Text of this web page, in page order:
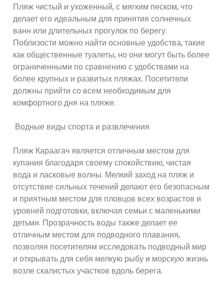
Пляж чистый и ухоженный, с мягким песком, что
делает его идеальным для принятия солнечных
ванн или длительных прогулок по берегу.
Поблизости можно найти основные удобства, такие
как общественные туалеты, но они могут быть более
ограниченными по сравнению с удобствами на
более крупных и развитых пляжах. Посетители
должны прийти со всем необходимым для
комфортного дня на пляже.
Водные виды спорта и развлечения
Пляж Караагач является отличным местом для
купания благодаря своему спокойствию, чистая
вода и ласковые волны. Мелкий заход на пляж и
отсутствие сильных течений делают его безопасным
и приятным местом для пловцов всех возрастов и
уровней подготовки, включая семьи с маленькими
детьми. Прозрачность воды также делает ее
отличным местом для подводного плавания,
позволяя посетителям исследовать подводный мир
и открывать для себя мелкую рыбу и морскую жизнь
возле скалистых участков вдоль берега.